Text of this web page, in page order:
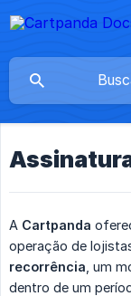
A Cartpanda
operação de
recorrência , um
dentro de um